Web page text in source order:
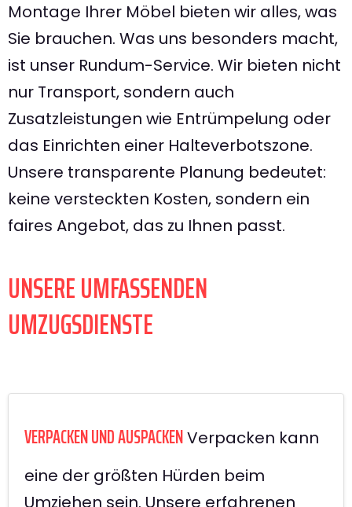
Montage Ihrer Möbel bieten wir alles, was
Sie brauchen. Was uns besonders macht,
ist unser Rundum-Service. Wir bieten nicht
nur Transport, sondern auch
Zusatzleistungen wie Entrümpelung oder
das Einrichten einer Halteverbotszone.
Unsere transparente Planung bedeutet:
keine versteckten Kosten, sondern ein
faires Angebot, das zu Ihnen passt.
UNSERE UMFASSENDEN
UMZUGSDIENSTE
VERPACKEN UND AUSPACKENVerpacken kann
eine der größten Hürden beim
Umziehen sein. Unsere erfahrenen